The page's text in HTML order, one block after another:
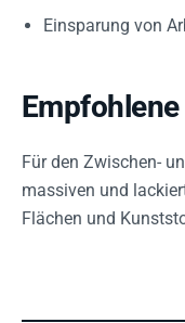
Einsparung von
Für den Zwischen-
massiven und
Flächen und